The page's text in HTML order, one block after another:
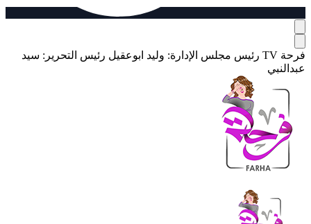
فرحة TV رئيس مجلس الإدارة: وليد ابوعقيل رئيس التحرير: سيد
عبدالنبي